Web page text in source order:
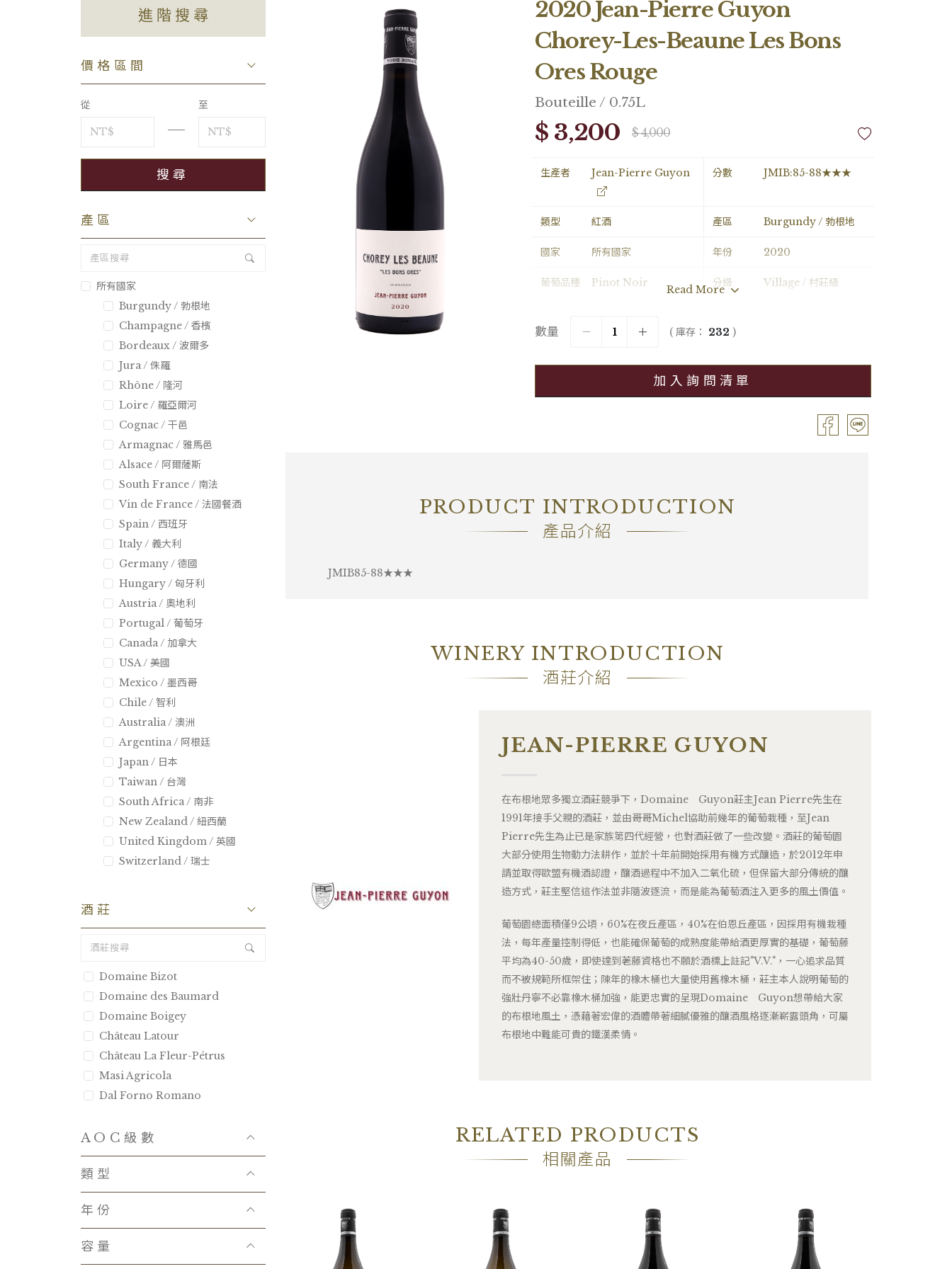
進階搜尋
價格區間
從 至
產區
所有國家
Burgundy / 勃根地
Champagne / 香檳
Bordeaux / 波爾多
Jura / 侏羅
Rhône / 隆河
Loire / 羅亞爾河
Cognac / 干邑
Armagnac / 雅馬邑
Alsace / 阿爾薩斯
South France / 南法
Vin de France / 法國餐酒
Spain / 西班牙
Italy / 義大利
Germany / 德國
Hungary / 匈牙利
Austria / 奧地利
Portugal / 葡萄牙
Canada / 加拿大
USA / 美國
Mexico / 墨西哥
Chile / 智利
Australia / 澳洲
Argentina / 阿根廷
Japan / 日本
Taiwan / 台灣
South Africa / 南非
New Zealand / 紐西蘭
United Kingdom / 英國
Switzerland / 瑞士
酒莊
Domaine Bizot
Domaine des Baumard
Domaine Boigey
Château Latour
Château La Fleur-Pétrus
Masi Agricola
Dal Forno Romano
Tenuta Luce
Castello d′Albola
Domaine Combier
Domaine Anita
Kei Shiogai
Brion
AOC級數
類型
年份
容量
2020 Jean-Pierre Guyon
Chorey-Les-Beaune Les Bons
Ores Rouge
Bouteille / 0.75L
$ 3,200 $ 4,000
生產者 Jean-Pierre Guyon 分數 JMIB:85-88★★★
類型 紅酒 產區 Burgundy / 勃根地
國家 所有國家 年份 2020
葡萄品種 Pinot Noir 分級 Village / 村莊級
Read More
數量 ( 庫存： 232 )
加入詢問清單
PRODUCT INTRODUCTION
產品介紹
JMIB85-88★★★
WINERY INTRODUCTION
酒莊介紹
JEAN-PIERRE GUYON
在布根地眾多獨立酒莊競爭下，Domaine Guyon莊主Jean Pierre先生在
1991年接手父親的酒莊，並由哥哥Michel協助前幾年的葡萄栽種，至Jean
Pierre先生為止已是家族第四代經營，也對酒莊做了一些改變。酒莊的葡萄園
大部分使用生物動力法耕作，並於十年前開始採用有機方式釀造，於2012年申
請並取得歐盟有機酒認證，釀酒過程中不加入二氧化硫，但保留大部分傳統的釀
造方式，莊主堅信這作法並非隨波逐流，而是能為葡萄酒注入更多的風土價值。
葡萄園總面積僅9公頃，60%在夜丘產區，40%在伯恩丘產區，因採用有機栽種
法，每年產量控制得低，也能確保葡萄的成熟度能帶給酒更厚實的基礎，葡萄藤
平均為40-50歲，即使達到荖藤資格也不願於酒標上註記"V.V."，一心追求品質
而不被規範所框架住；陳年的橡木桶也大量使用舊橡木桶，莊主本人說明葡萄的
強壯丹寧不必靠橡木桶加強，能更忠實的呈現Domaine Guyon想帶給大家
的布根地風土，憑藉著宏偉的酒體帶著細膩優雅的釀酒風格逐漸嶄露頭角，可屬
布根地中難能可貴的鐵漢柔情。
RELATED PRODUCTS
相關產品